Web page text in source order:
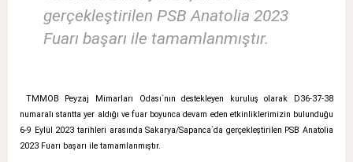
gerçekleştirilen PSB Anatolia 2023
Fuarı başarı ile tamamlanmıştır.
TMMOB Peyzaj Mimarları Odası`nın destekleyen kuruluş olarak D36-37-38
numaralı stantta yer aldığı ve fuar boyunca devam eden etkinliklerimizin bulunduğu
6-9 Eylül 2023 tarihleri arasında Sakarya/Sapanca`da gerçekleştirilen PSB Anatolia
2023 Fuarı başarı ile tamamlanmıştır.